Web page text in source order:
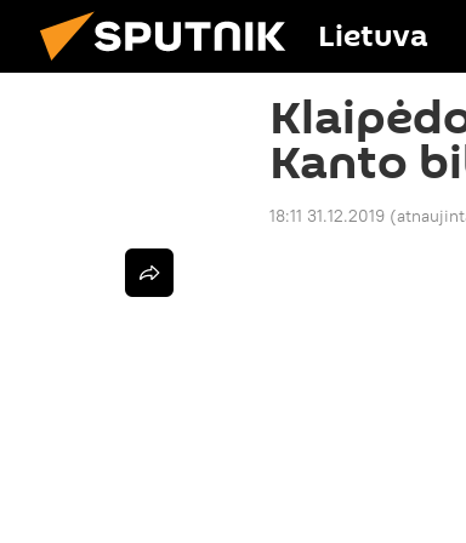
Lietuva
Kanto
18:11 31.12.2019